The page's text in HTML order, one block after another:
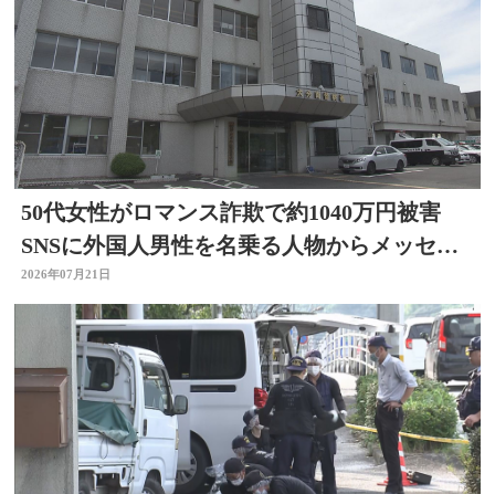
50代女性がロマンス詐欺で約1040万円被害
SNSに外国人男性を名乗る人物からメッセー
ジ 大分
2026年07月21日